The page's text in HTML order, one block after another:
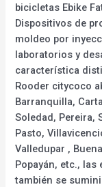
bicicletas Ebike
Dispositivos de
moldeo por
laboratorios y
característica
Rooder citycoco
Barranquilla,
Soledad, Pereira,
Pasto,
Valledupar ,
Popayán, etc.,
también se